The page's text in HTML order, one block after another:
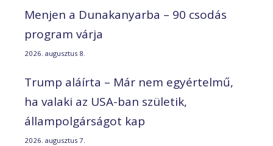
Menjen a Dunakanyarba – 90 csodás
program várja
2026. augusztus 8.
Trump aláírta – Már nem egyértelmű,
ha valaki az USA-ban születik,
állampolgárságot kap
2026. augusztus 7.